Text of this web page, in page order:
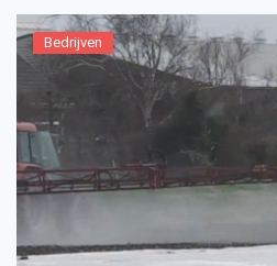
Bedrijven